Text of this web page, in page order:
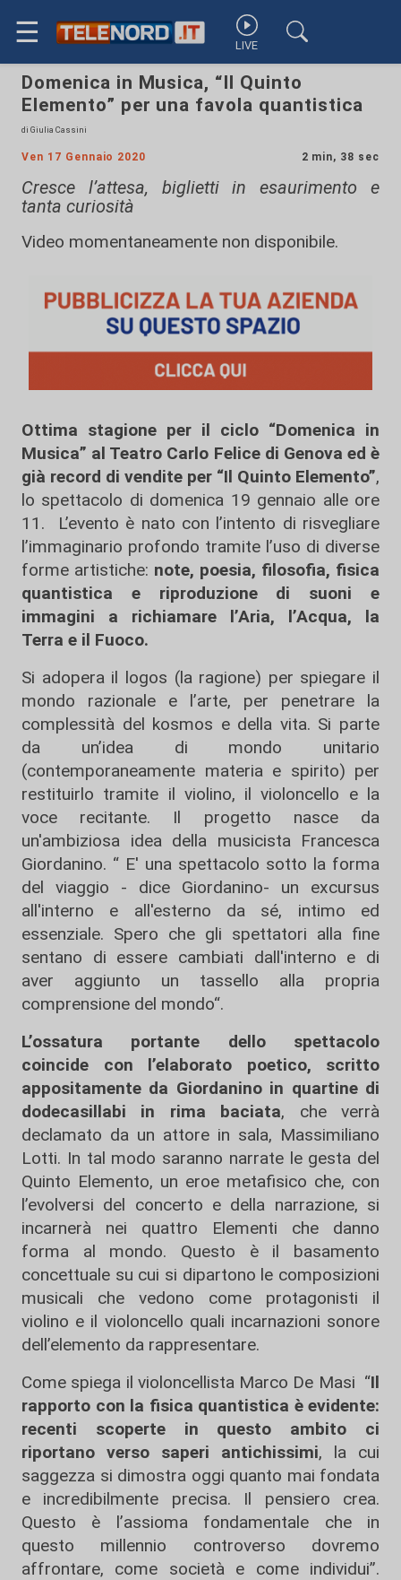
☰ LIVE
Domenica in Musica, “Il Quinto
Elemento” per una favola quantistica
di Giulia Cassini
Ven 17 Gennaio 2020 2 min, 38 sec
Cresce l’attesa, biglietti in esaurimento e
tanta curiosità
Video momentaneamente non disponibile.
Ottima stagione per il ciclo “Domenica in
Musica” al Teatro Carlo Felice di Genova ed è
già record di vendite per “Il Quinto Elemento”,
lo spettacolo di domenica 19 gennaio alle ore
11. L’evento è nato con l’intento di risvegliare
l’immaginario profondo tramite l’uso di diverse
forme artistiche: note, poesia, filosofia, fisica
quantistica e riproduzione di suoni e
immagini a richiamare l’Aria, l’Acqua, la
Terra e il Fuoco.
Si adopera il logos (la ragione) per spiegare il
mondo razionale e l’arte, per penetrare la
complessità del kosmos e della vita. Si parte
da un’idea di mondo unitario
(contemporaneamente materia e spirito) per
restituirlo tramite il violino, il violoncello e la
voce recitante. Il progetto nasce da
un'ambiziosa idea della musicista Francesca
Giordanino. “ E' una spettacolo sotto la forma
del viaggio - dice Giordanino- un excursus
all'interno e all'esterno da sé, intimo ed
essenziale. Spero che gli spettatori alla fine
sentano di essere cambiati dall'interno e di
aver aggiunto un tassello alla propria
comprensione del mondo“.
L’ossatura portante dello spettacolo
coincide con l’elaborato poetico, scritto
appositamente da Giordanino in quartine di
dodecasillabi in rima baciata, che verrà
declamato da un attore in sala, Massimiliano
Lotti. In tal modo saranno narrate le gesta del
Quinto Elemento, un eroe metafisico che, con
l’evolversi del concerto e della narrazione, si
incarnerà nei quattro Elementi che danno
forma al mondo. Questo è il basamento
concettuale su cui si dipartono le composizioni
musicali che vedono come protagonisti il
violino e il violoncello quali incarnazioni sonore
dell’elemento da rappresentare.
Come spiega il violoncellista Marco De Masi “Il
rapporto con la fisica quantistica è evidente:
recenti scoperte in questo ambito ci
riportano verso saperi antichissimi, la cui
saggezza si dimostra oggi quanto mai fondata
e incredibilmente precisa. Il pensiero crea.
Questo è l’assioma fondamentale che in
questo millennio controverso dovremo
affrontare, come società e come individui”.